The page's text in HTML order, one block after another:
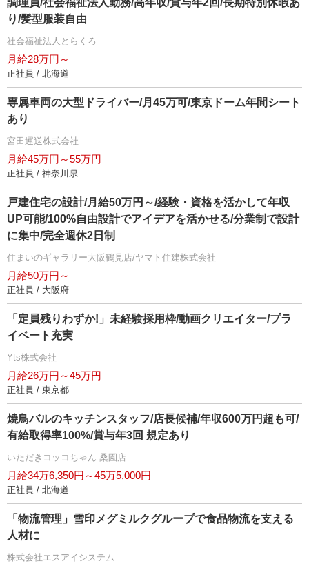
り/髪型服装自由
社会福祉法人とらくろ
月給28万円～
正社員 / 北海道
専属車両の大型ドライバー/月45万可/東京ドーム年間シート
あり
宮田運送株式会社
月給45万円～55万円
正社員 / 神奈川県
戸建住宅の設計/月給50万円～/経験・資格を活かして年収
UP可能/100%自由設計でアイデアを活かせる/分業制で設計
に集中/完全週休2日制
住まいのギャラリー大阪鶴見店/ヤマト住建株式会社
月給50万円～
正社員 / 大阪府
「定員残りわずか!」未経験採用枠/動画クリエイター/プラ
イベート充実
Yts株式会社
月給26万円～45万円
正社員 / 東京都
焼鳥バルのキッチンスタッフ/店長候補/年収600万円超も可/
有給取得率100%/賞与年3回 規定あり
いただきコッコちゃん 桑園店
月給34万6,350円～45万5,000円
正社員 / 北海道
「物流管理」雪印メグミルクグループで食品物流を支える
人材に
株式会社エスアイシステム